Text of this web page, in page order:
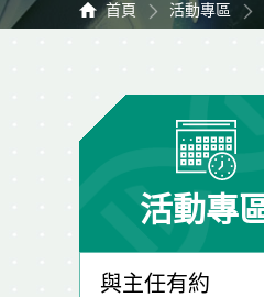
首頁 活動專區
活動專
與主任有約